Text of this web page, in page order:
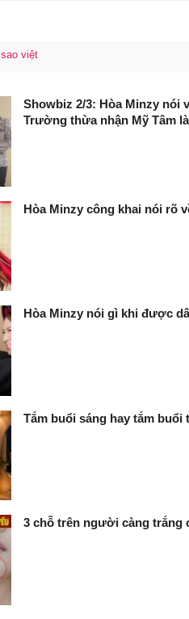
sao việt
Showbiz 2/3: Hòa Minzy nói
Trường thừa nhận Mỹ Tâm
Hòa Minzy công khai nói rõ
Hòa Minzy nói gì khi được
Tắm buổi sáng hay tắm
3 chỗ trên người càng trắng